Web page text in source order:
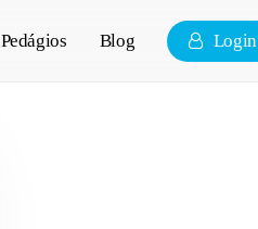
Pedágios Blog Login